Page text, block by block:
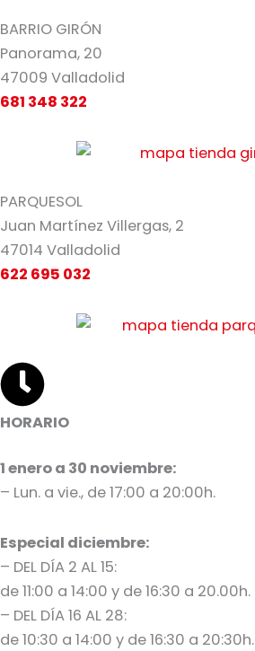
BARRIO GIRÓN
Panorama, 20
47009 Valladolid
681 348 322
PARQUESOL
Juan Martínez Villergas, 2
47014 Valladolid
622 695 032
HORARIO
1 enero a 30 noviembre:
– Lun. a vie., de 17:00 a 20:00h.
Especial diciembre:
– DEL DÍA 2 AL 15:
de 11:00 a 14:00 y de 16:30 a 20.00h.
– DEL DÍA 16 AL 28:
de 10:30 a 14:00 y de 16:30 a 20:30h.